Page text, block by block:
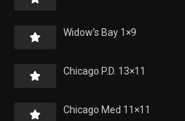
Widow’s Bay 1×9
Chicago P.D. 13×11
Chicago Med 11×11